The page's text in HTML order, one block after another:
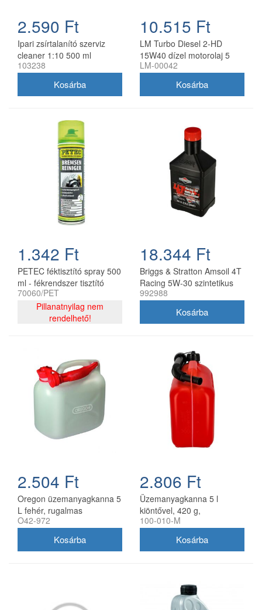
2.590 Ft
Ipari zsírtalanító szerviz
cleaner 1:10 500 ml
szórófejjel
103238
10.515 Ft
LM Turbo Diesel 2-HD
15W40 dízel motorolaj 5
liter
LM-00042
1.342 Ft
PETEC féktisztító spray 500
ml - fékrendszer tisztító
aeroszol
70060/PET
Pillanatnyilag nem
rendelhető!
18.344 Ft
Briggs & Stratton Amsoil 4T
Racing 5W-30 szintetikus
motorolaj 0,95 l
992988
2.504 Ft
Oregon üzemanyagkanna 5
L fehér, rugalmas
kifolyócsővel
O42-972
2.806 Ft
Üzemanyagkanna 5 l
kiöntővel, 420 g,
utángyártott
100-010-M